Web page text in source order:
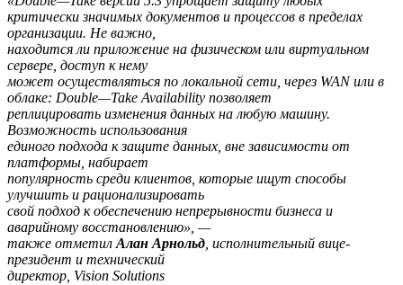
критически значимых документов и процессов в пределах
организации. Не важно,
находится ли приложение на физическом или виртуальном
сервере, доступ к нему
может осуществляться по локальной сети, через WAN или в
облаке: Double—Take Availability позволяет
реплицировать изменения данных на любую машину.
Возможность использования
единого подхода к защите данных, вне зависимости от
платформы, набирает
популярность среди клиентов, которые ищут способы
улучшить и рационализировать
свой подход к обеспечению непрерывности бизнеса и
аварийному восстановлению», —
также отметил Алан Арнольд , исполнительный вице-
президент и технический
директор, Vision Solutions